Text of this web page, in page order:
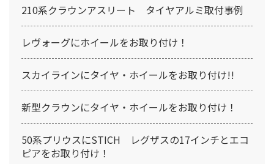
210系クラウンアスリート タイヤアルミ取付事例
レヴォーグにホイールをお取り付け！
スカイラインにタイヤ・ホイールをお取り付け!!
新型クラウンにタイヤ・ホイールをお取り付け！
50系プリウスにSTICH レグザスの17インチとエコ
ピアをお取り付け！